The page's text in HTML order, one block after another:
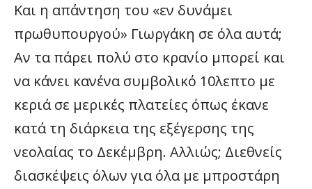
Και η απάντηση του «εν δυνάμει
πρωθυπουργού» Γιωργάκη σε όλα αυτά;
Αν τα πάρει πολύ στο κρανίο μπορεί και
να κάνει κανένα συμβολικό 10λεπτο με
κεριά σε μερικές πλατείες όπως έκανε
κατά τη διάρκεια της εξέγερσης της
νεολαίας το Δεκέμβρη. Αλλιώς; Διεθνείς
διασκέψεις όλων για όλα με μπροστάρη